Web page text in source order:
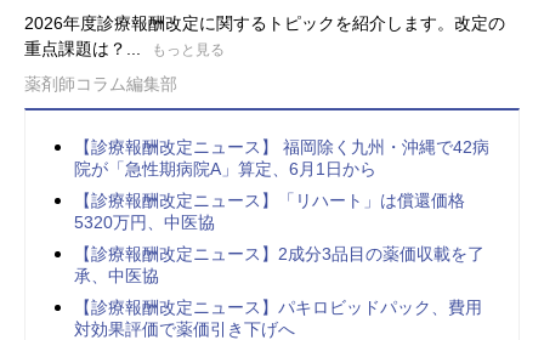
2026年度診療報酬改定に関するトピックを紹介します。改定の
重点課題は？...
もっと見る
薬剤師コラム編集部
【診療報酬改定ニュース】 福岡除く九州・沖縄で42病
院が「急性期病院A」算定、6月1日から
【診療報酬改定ニュース】「リハート」は償還価格
5320万円、中医協
【診療報酬改定ニュース】2成分3品目の薬価収載を了
承、中医協
【診療報酬改定ニュース】パキロビッドパック、費用
対効果評価で薬価引き下げへ